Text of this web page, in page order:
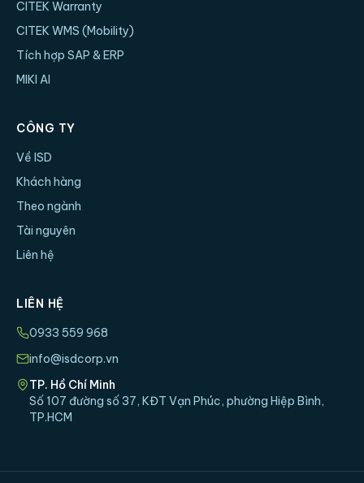
CITEK Warranty
CITEK WMS (Mobility)
Tích hợp SAP & ERP
MIKI AI
CÔNG TY
Về ISD
Khách hàng
Theo ngành
Tài nguyên
Liên hệ
LIÊN HỆ
0933 559 968
info@isdcorp.vn
TP. Hồ Chí Minh
Số 107 đường số 37, KĐT Vạn Phúc, phường Hiệp Bình,
TP.HCM